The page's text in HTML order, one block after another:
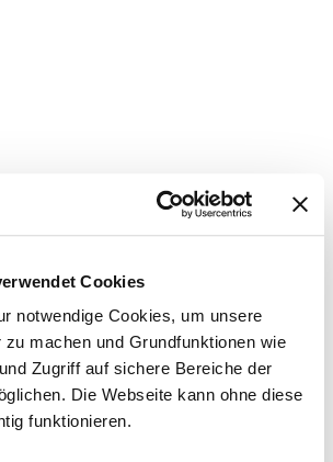
Cookies
notwendige Cookies, um unsere
machen und Grundfunktionen wie
Zugriff auf sichere Bereiche der
Die Webseite kann ohne diese
funktionieren.